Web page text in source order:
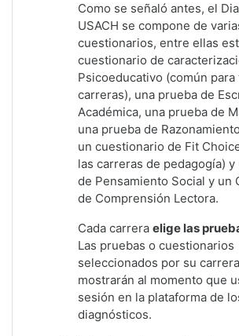
Como se señaló antes, el
USACH se compone de
cuestionarios, entre ellas
cuestionario de
Psicoeducativo (común para
carreras), una prueba de
Académica, una prueba de
una prueba de
un cuestionario de Fit Choice
las carreras de pedagogía) y
de Pensamiento Social y un
de Comprensión Lectora.
Cada carrera elige las
Las pruebas o cuestionarios
seleccionados por su
mostrarán al momento que
sesión en la plataforma de
diagnósticos.